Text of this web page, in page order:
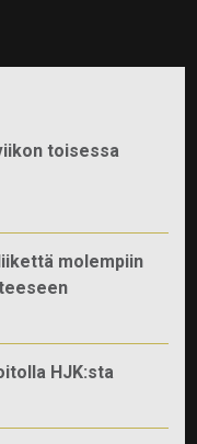
toisessa
molempiin
HJK:sta